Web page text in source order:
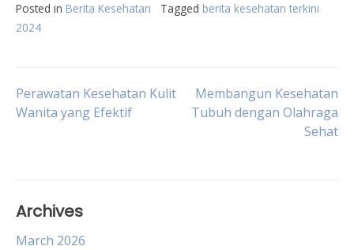
Posted in Berita Kesehatan Tagged berita kesehatan terkini
2024
Post
Perawatan Kesehatan Kulit
Wanita yang Efektif
Membangun Kesehatan
Tubuh dengan Olahraga
Sehat
Archives
March 2026